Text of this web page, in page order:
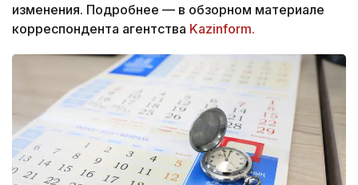
изменения. Подробнее — в обзорном материале
корреспондента агентства Kazinform.